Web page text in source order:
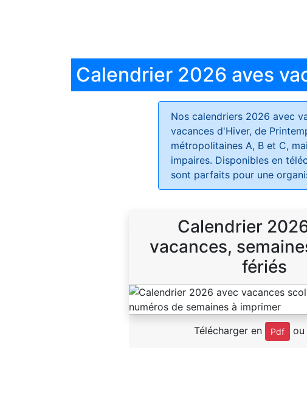
Calendrier 2026 aves
Nos calendriers 2026 avec
vacances d'Hiver, de
métropolitaines A, B et C,
impaires. Disponibles en
sont parfaits pour une
Calendrier
vacances,
fériés
Télécharger en Pdf ou